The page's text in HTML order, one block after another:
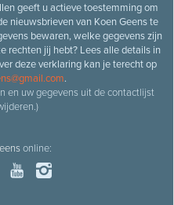
geeft u actieve toestemming om
nieuwsbrieven van Koen Geens te
bewaren, welke gegevens zijn
rechten jij hebt? Lees alle details in
deze verklaring kan je terecht op
.
en uw gegevens uit de contactlijst
online: